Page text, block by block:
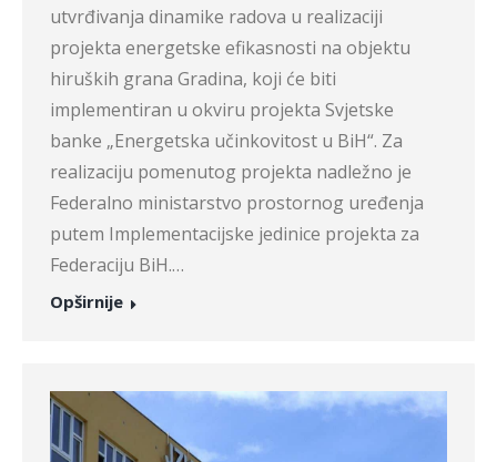
utvrđivanja dinamike radova u realizaciji
projekta energetske efikasnosti na objektu
hiruških grana Gradina, koji će biti
implementiran u okviru projekta Svjetske
banke „Energetska učinkovitost u BiH“. Za
realizaciju pomenutog projekta nadležno je
Federalno ministarstvo prostornog uređenja
putem Implementacijske jedinice projekta za
Federaciju BiH.…
Opširnije